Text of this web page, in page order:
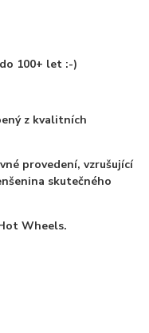
100+ let :-)
z kvalitních
provedení, vzrušující
skutečného
Wheels.